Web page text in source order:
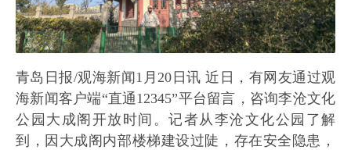
青岛日报/观海新闻1月20日讯 近日，有网友通过观
海新闻客户端“直通12345”平台留言，咨询李沧文化
公园大成阁开放时间。记者从李沧文化公园了解
到，因大成阁内部楼梯建设过陡，存在安全隐患，